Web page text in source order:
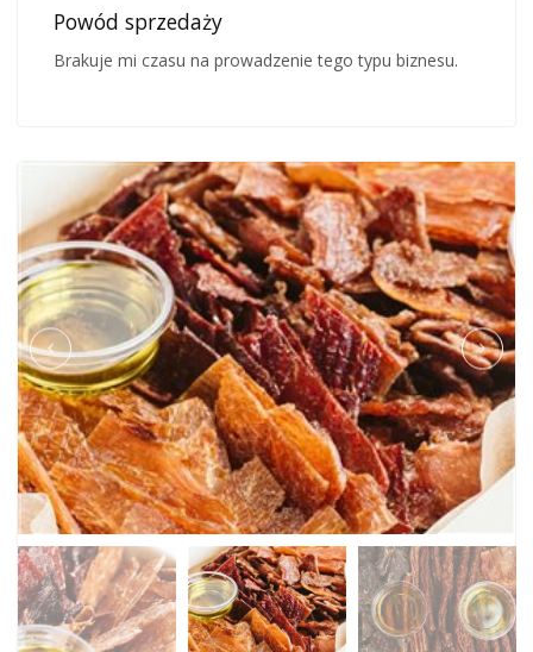
Powód sprzedaży
Brakuje mi czasu na prowadzenie tego typu biznesu.